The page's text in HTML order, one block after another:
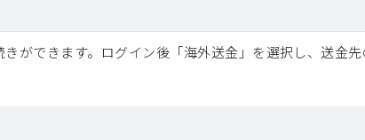
ができます。ログイン後「海外送金」を選択し、送金